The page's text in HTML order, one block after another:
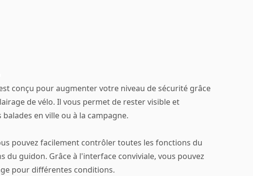
conçu pour augmenter votre niveau de sécurité grâce
de vélo. Il vous permet de rester visible et
en ville ou à la campagne.
pouvez facilement contrôler toutes les fonctions du
du guidon. Grâce à l'interface conviviale, vous pouvez
pour différentes conditions.